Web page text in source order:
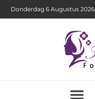
Donderdag 6 Augustus 2026